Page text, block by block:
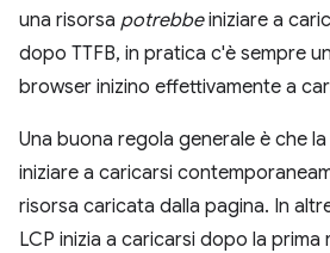
una risorsa potrebbeiniziare a
dopo TTFB, in pratica c'è sempre
browser inizino effettivamente a
Una buona regola generale è che
iniziare a caricarsi
risorsa caricata dalla pagina. In
LCP inizia a caricarsi dopo la prima